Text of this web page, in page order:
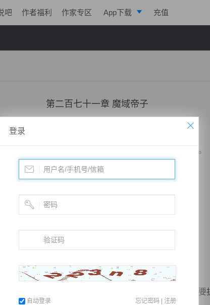
吧 作者福利 作家专区 App下载 充值
第二百七十一章 魔域帝子
更新时间：2016-11-24 17:09 字数：2226
鹤和古寒的心头炸开，不由得心神一震，脸色大变。
！
珩都被那紫晶吞天蟒拖住分身乏术，而自己这边又要
登录
自动登录 忘记密码 | 注册